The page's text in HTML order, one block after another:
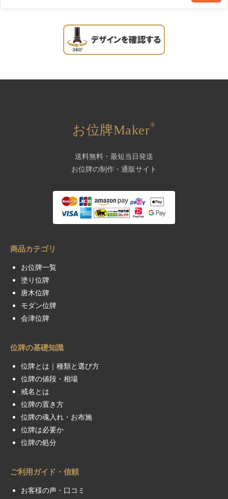
お位牌Maker®
送料無料・最短当日発送
お位牌の制作・通販サイト
商品カテゴリ
お位牌一覧
塗り位牌
唐木位牌
モダン位牌
会津位牌
位牌の基礎知識
位牌とは｜種類と選び方
位牌の値段・相場
戒名とは
位牌の置き方
位牌の魂入れ・お布施
位牌は必要か
位牌の処分
ご利用ガイド・信頼
お客様の声・口コミ